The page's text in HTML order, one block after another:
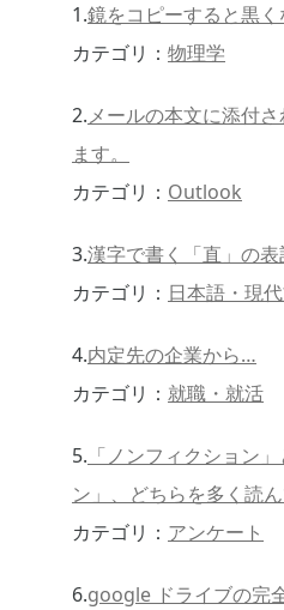
1.鏡をコピーすると黒く
カテゴリ： 物理学
2.メールの本文に添付
ます。
カテゴリ： Outlook
3.漢字で書く「直」の
カテゴリ： 日本語・現
4.内定先の企業から…
カテゴリ： 就職・就活
5. 「ノンフィクション
ン」、どちらを多く読
カテゴリ： アンケート
6.google ドライブの完